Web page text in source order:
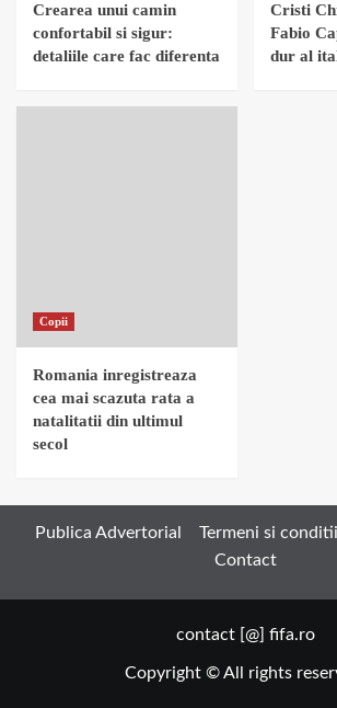
Crearea unui camin
confortabil si sigur:
detaliile care fac diferenta
Cristi
Fabio
dur al
Copii
Romania inregistreaza
cea mai scazuta rata a
natalitatii din ultimul
secol
Publica Advertorial Termeni si conditii
Contact
contact [@] fifa.ro
Copyright © All rights